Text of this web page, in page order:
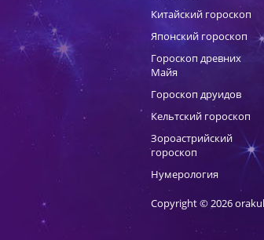
Китайский гороскоп
Японский гороскоп
Гороскоп древних
Майя
Гороскоп друидов
Кельтский гороскоп
Зороастрийский
гороскоп
Нумерология
Copyright © 2026